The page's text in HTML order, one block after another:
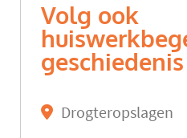
Volg ook
Drogteropslagen